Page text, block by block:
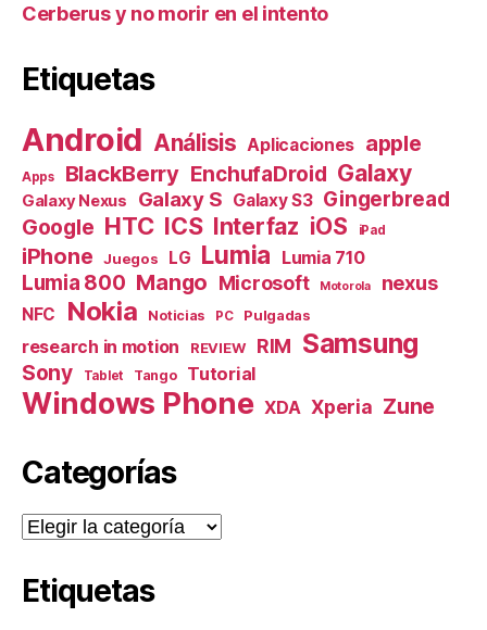
Cerberus y no morir en el intento
Etiquetas
Android Análisis Aplicaciones apple
Apps BlackBerry EnchufaDroid Galaxy
Galaxy Nexus Galaxy S Galaxy S3 Gingerbread
Google HTC ICS Interfaz iOS iPad
iPhone Juegos LG Lumia Lumia 710
Lumia 800 Mango Microsoft Motorola nexus
NFC Nokia Noticias PC Pulgadas
research in motion REVIEW RIM Samsung
Sony Tablet Tango Tutorial
Windows Phone XDA Xperia Zune
Categorías
Categorías
Etiquetas